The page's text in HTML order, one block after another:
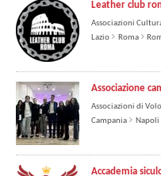
Leather club
Associazioni
Lazio
Roma
Associazione
Associazioni di
Campania
Napoli
Accademia